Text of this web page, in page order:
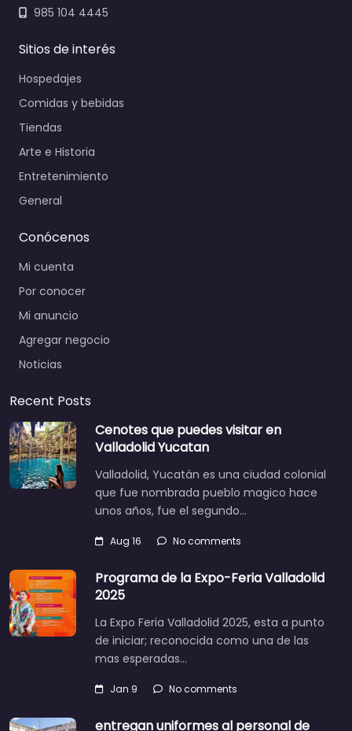
985 104 4445
Sitios de interés
Hospedajes
Comidas y bebidas
Tiendas
Arte e Historia
Entretenimiento
General
Conócenos
Mi cuenta
Por conocer
Mi anuncio
Agregar negocio
Noticias
Recent Posts
Cenotes que puedes visitar en
Valladolid Yucatan
Valladolid, Yucatán es una ciudad colonial
que fue nombrada pueblo magico hace
unos años, fue el segundo…
Aug 16 No comments
Programa de la Expo-Feria Valladolid
2025
La Expo Feria Valladolid 2025, esta a punto
de iniciar; reconocida como una de las
mas esperadas…
Jan 9 No comments
entregan uniformes al personal de